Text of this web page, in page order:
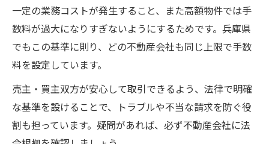
一定の業務コストが発生すること、また高額物件では手
数料が過大になりすぎないようにするためです。兵庫県
でもこの基準に則り、どの不動産会社も同じ上限で手数
料を設定しています。
売主・買主双方が安心して取引できるよう、法律で明確
な基準を設けることで、トラブルや不当な請求を防ぐ役
割も担っています。疑問があれば、必ず不動産会社に法